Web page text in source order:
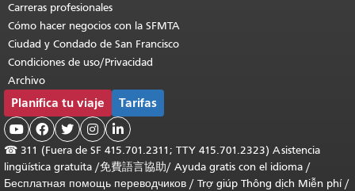
Carreras profesionales
Cómo hacer negocios con la SFMTA
Ciudad y Condado de San Francisco
Condiciones de uso/Privacidad
Archivo
Planifica tu viaje Tarifas
    
☎ 311 (Fuera de SF 415.701.2311; TTY 415.701.2323) Asistencia
lingüística gratuita /免費語言協助/ Ayuda gratis con el idioma /
Бесплатная помощь переводчиков / Trợ giúp Thông dịch Miễn phí/